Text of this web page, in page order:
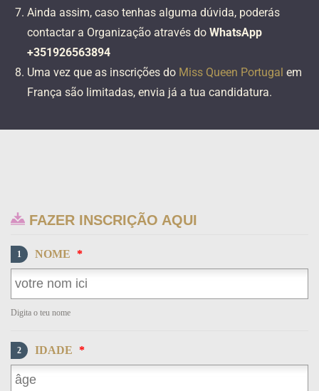
Ainda assim, caso tenhas alguma dúvida, poderás
contactar a Organização através do WhatsApp
+351926563894
Uma vez que as inscrições do Miss Queen Portugal em
França são limitadas, envia já a tua candidatura.
FAZER INSCRIÇÃO AQUI
1 NOME *
Digita o teu nome
2 IDADE *